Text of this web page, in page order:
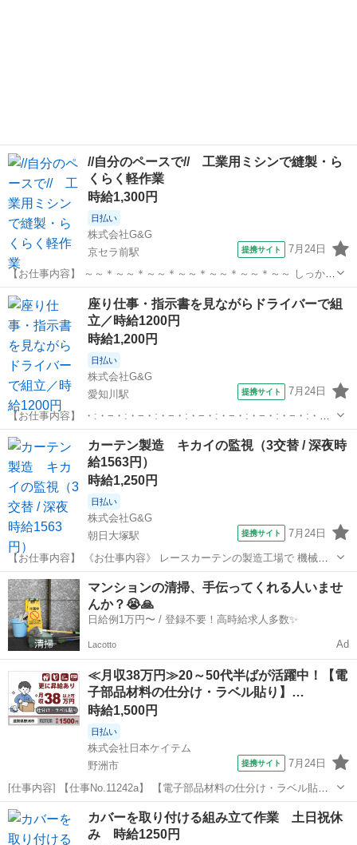
//自分のペースで// 工業用ミシンで縫製・ら
くらく軽作業
時給1,300円
日払い
株式会社G&G
京セラ前駅
提携サイト 7月24日
【お仕事内容】 ～～＊～～＊～～＊～～＊～～＊～～＊～～ しっかり
稼げる！ 【月収例】 22万4千円以上 ＝時給1300円×実働8ｈ×20日
+残業10ｈ 入社翌日から日払いの利用可能！！ ～～＊～～＊～～＊
～～＊～...
滋賀 東近江市 京セラ前駅 仕分け
座り仕事・指示書を見ながらドライバーで組
立／時給1200円
時給1,200円
日払い
株式会社G&G
愛知川駅
提携サイト 7月24日
【お仕事内容】 ・:・−・:・−・:・−・:・−・:・−・:・−・:・−・:・
（（ イチオシPOINT ）） 歯科装置を組立てる 座り仕事の軽作業。 ・
座ってラクラク ・時給1200円 ・指示書で安心 ムリせず続け...
滋賀 愛知川駅 仕分け
カーテン製造 キカイの監視（3交替 / 深夜時
給1563円）
時給1,250円
日払い
株式会社G&G
朝日大塚駅
提携サイト 7月24日
【お仕事内容】 《お仕事内容》 レースカーテンの製造工場で 機械の
見守り作業をお願いします。 カーテンを編んでいる機械を見て 糸が切
れていたり、絡まっていないか 確認するお仕事です！ また、編みあが
ったカーテンを 次の...
滋賀 東近江市 朝日大塚駅 仕分け
マンションの清掃、手伝ってくれる人いませ
んか？😭🙏
日給例1万円〜 / 登録不要！高時給求人多数✨
Lacotto Ad
≪月収38万円≫20～50代半ばが活躍中！【電
子部品材料の仕分け・ラベル貼り】…
時給1,500円
日払い
株式会社日本ケイテム
野洲市
提携サイト 7月24日
[仕事内容] 【仕事No.11242a】 【電子部品材料の仕分け・ラベル貼
り】 電子機器に使われる電子部品を作る工場でのお仕事です。 電子部
品材料の入出荷時の仕分けをお任せします。 ▼仕事詳細 ・入荷した材
料を種類や部署ご...
滋賀 仕分け
カバーを取り付ける組み立て作業 土日祝休
み 時給1250円